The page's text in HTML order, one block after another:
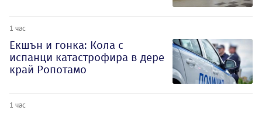
1 час
Екшън и гонка: Кола с
испанци катастрофира в дере
край Ропотамо
1 час